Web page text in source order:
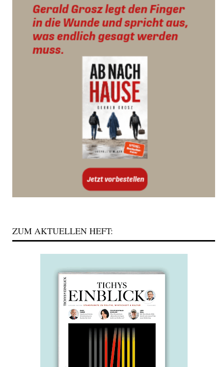
ZUM AKTUELLEN HEFT: